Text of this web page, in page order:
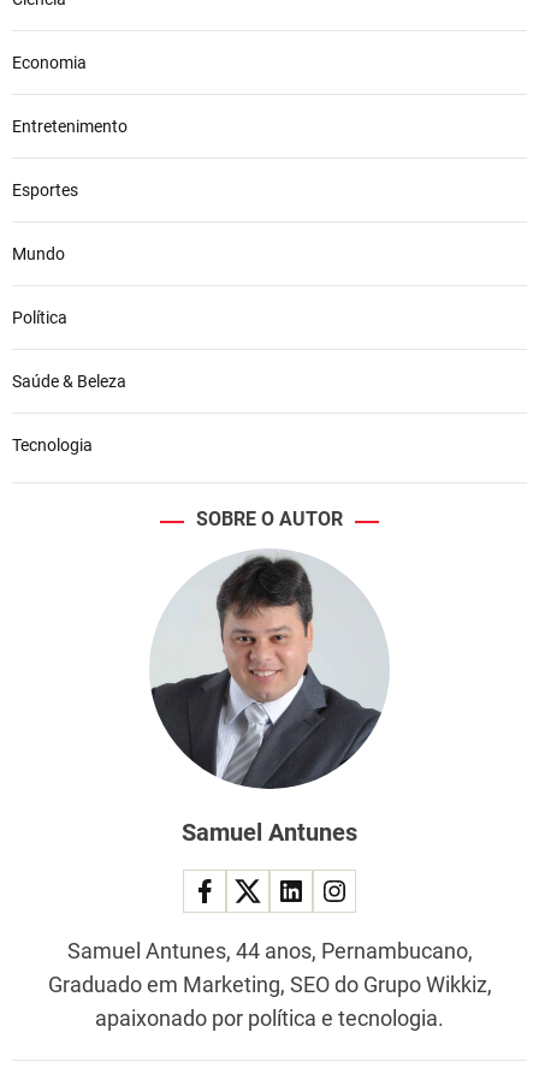
Economia
Entretenimento
Esportes
Mundo
Política
Saúde & Beleza
Tecnologia
SOBRE O AUTOR
Samuel Antunes
Samuel Antunes, 44 anos, Pernambucano,
Graduado em Marketing, SEO do Grupo Wikkiz,
apaixonado por política e tecnologia.